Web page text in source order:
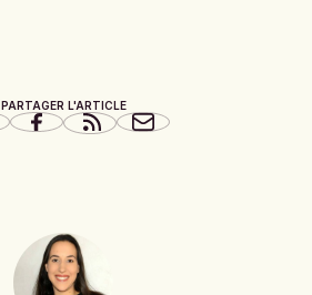
PARTAGER L'ARTICLE